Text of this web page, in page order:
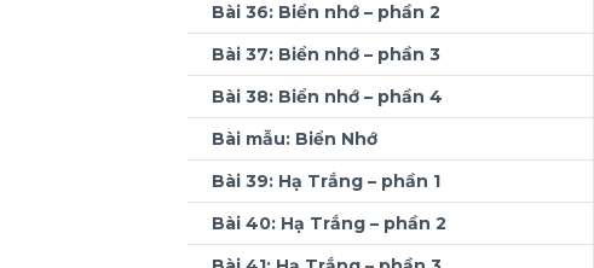
Bài 36: Biển nhớ – phần 2
Bài 37: Biển nhớ – phần 3
Bài 38: Biển nhớ – phần 4
Bài mẫu: Biển Nhớ
Bài 39: Hạ Trắng – phần 1
Bài 40: Hạ Trắng – phần 2